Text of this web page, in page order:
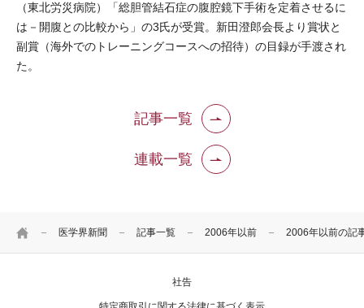
HOME 医学界新聞 記事一覧 2006年以前 2006年以前の記
（東北労災病院）「総胆管結石症の腹腔鏡下手術を定着させるに
は－開腹との比較から」の3氏が受賞。新田澄郎会長より賞状と
副賞（海外でのトレーニングコースへの招待）の目録が手渡され
た。
記事一覧
連載一覧
社告